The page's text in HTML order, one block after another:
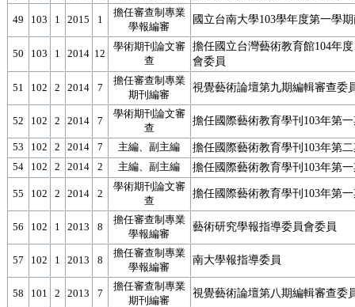
49 103 1 2015 1
擔任審查制專業
學報編審
國立台南大學103學年度第一學
50 103 1 2014 12
學術期刊論文審
查
擔任國立台灣藝術教育館104年
會委員
51 102 2 2014 7
擔任審查制專業
期刊編審
視覺藝術論壇第九期編輯審查委
52 102 2 2014 7
學術期刊論文審
查
擔任國際藝術教育學刊103年第
53 102 2 2014 7 主編、副主編 擔任國際藝術教育學刊103年第
54 102 2 2014 2 主編、副主編 擔任國際藝術教育學刊103年第
55 102 2 2014 2
學術期刊論文審
查
擔任國際藝術教育學刊103年第
56 102 1 2013 8
擔任審查制專業
學報編審
藝術研究學報指導委員會委員
57 102 1 2013 8
擔任審查制專業
學報編審
南大學報指導委員
58 101 2 2013 7
擔任審查制專業
期刊編審
視覺藝術論壇第八期編輯審查委